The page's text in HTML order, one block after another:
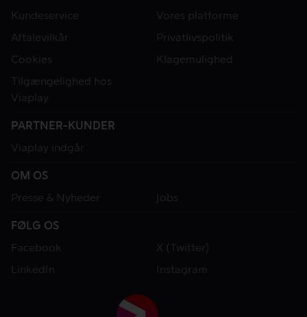
Kundeservice
Vores platforme
Aftalevilkår
Privatlivspolitik
Cookies
Klagemulighed
Tilgængelighed hos
Viaplay
PARTNER-KUNDER
Viaplay indgår
OM OS
Presse & Nyheder
Jobs
FØLG OS
Facebook
X (Twitter)
LinkedIn
Instagram